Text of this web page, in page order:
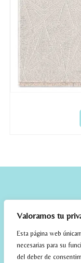
Valoramos tu
Esta página web
necesarias para su
del deber de